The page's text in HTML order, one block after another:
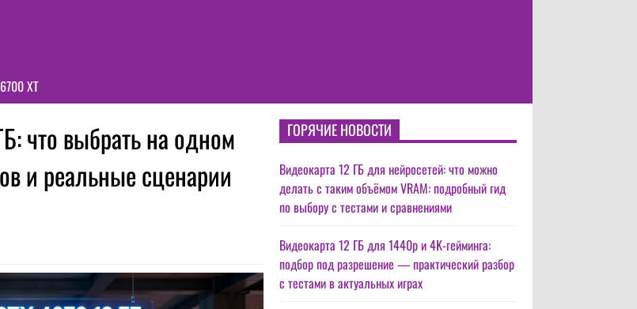
XT
что выбрать на одном
и реальные сценарии
ГОРЯЧИЕ НОВОСТИ
Видеокарта 12 ГБ для нейросетей: что можно
делать с таким объёмом VRAM: подробный гид
по выбору с тестами и сравнениями
Видеокарта 12 ГБ для 1440p и 4K-гейминга:
подбор под разрешение — практический разбор
с тестами в актуальных играх